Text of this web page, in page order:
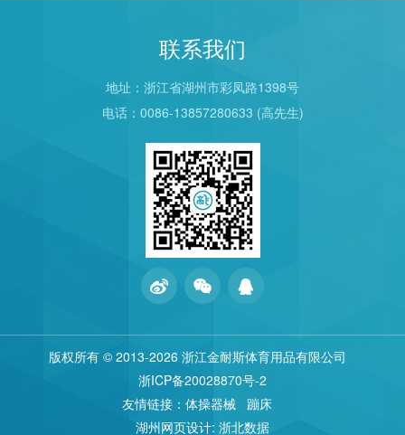
联系我们
地址：浙江省湖州市彩凤路1398号
电话：0086-13857280633 (高先生)
版权所有 © 2013-2026 浙江金耐斯体育用品有限公司
浙ICP备20028870号-2
友情链接： 体操器械
蹦床
湖州网页设计: 浙北数据